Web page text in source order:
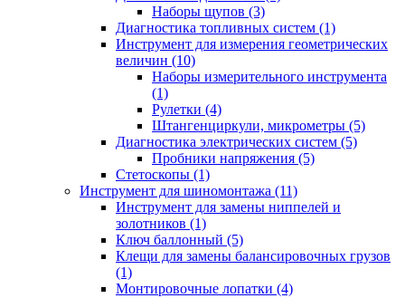
Наборы щупов (3)
Диагностика топливных систем (1)
Инструмент для измерения геометрических
величин (10)
Наборы измерительного инструмента
(1)
Рулетки (4)
Штангенциркули, микрометры (5)
Диагностика электрических систем (5)
Пробники напряжения (5)
Стетоскопы (1)
Инструмент для шиномонтажа (11)
Инструмент для замены ниппелей и
золотников (1)
Ключ баллонный (5)
Клещи для замены балансировочных грузов
(1)
Монтировочные лопатки (4)